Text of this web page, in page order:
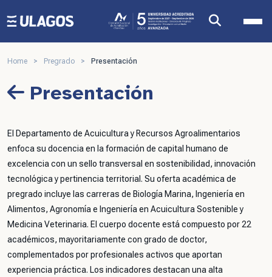
Ulagos Template
Home > Pregrado > Presentación
Presentación
El Departamento de Acuicultura y Recursos Agroalimentarios
enfoca su docencia en la formación de capital humano de
excelencia con un sello transversal en sostenibilidad, innovación
tecnológica y pertinencia territorial . Su oferta académica de
pregrado incluye las carreras de Biología Marina, Ingeniería en
Alimentos, Agronomía e Ingeniería en Acuicultura Sostenibley
Medicina Veterinaria. El cuerpo docente está compuesto por 22
académicos, mayoritariamente con grado de doctor,
complementados por profesionales activos que aportan
experiencia práctica. Los indicadores destacan una alta